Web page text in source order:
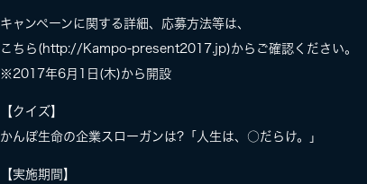
キャンペーンに関する詳細、応募方法等は、
こちら(http://Kampo-present2017.jp)からご確認ください。
※2017年6月1日(木)から開設
【クイズ】
かんぽ生命の企業スローガンは?「人生は、○だらけ。」
【実施期間】